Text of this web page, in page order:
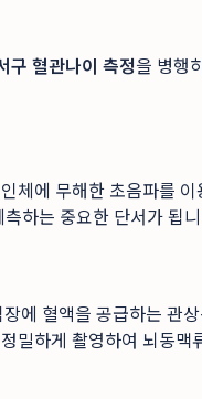
구 혈관나이 측정을 병행
체에 무해한 초음파를
하는 중요한 단서가 됩
에 혈액을 공급하는 관
밀하게 촬영하여 뇌동맥